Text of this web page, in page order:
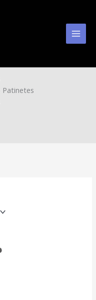
Patinetes